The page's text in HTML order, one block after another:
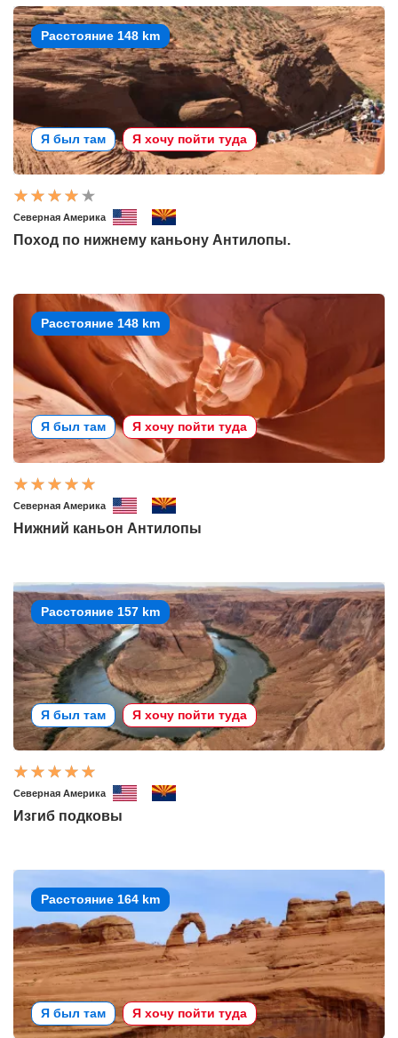
Расстояние 148 km
Я был там Я хочу пойти туда
Северная Америка
Поход по нижнему каньону Антилопы.
Расстояние 148 km
Я был там Я хочу пойти туда
Северная Америка
Нижний каньон Антилопы
Расстояние 157 km
Я был там Я хочу пойти туда
Северная Америка
Изгиб подковы
Расстояние 164 km
Я был там Я хочу пойти туда